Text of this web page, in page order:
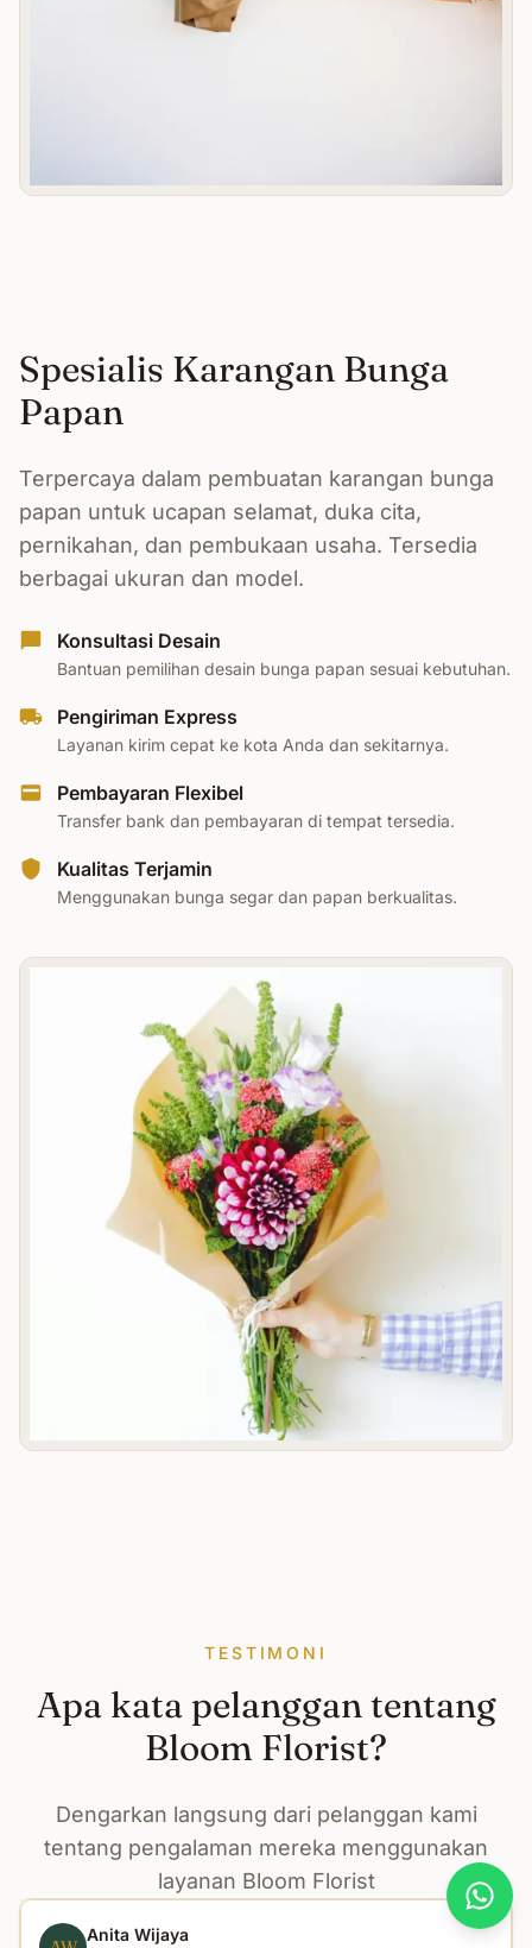
Spesialis Karangan Bunga
Papan
Terpercaya dalam pembuatan karangan bunga
papan untuk ucapan selamat, duka cita,
pernikahan, dan pembukaan usaha. Tersedia
berbagai ukuran dan model.
Konsultasi Desain
Bantuan pemilihan desain bunga papan sesuai kebutuhan.
Pengiriman Express
Layanan kirim cepat ke kota Anda dan sekitarnya.
Pembayaran Flexibel
Transfer bank dan pembayaran di tempat tersedia.
Kualitas Terjamin
Menggunakan bunga segar dan papan berkualitas.
TESTIMONI
Apa kata pelanggan tentang
Bloom Florist?
Dengarkan langsung dari pelanggan kami
tentang pengalaman mereka menggunakan
layanan Bloom Florist
Anita Wijaya